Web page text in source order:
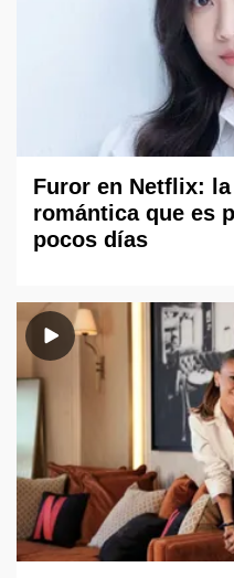
Furor en Netflix:
romántica que es
pocos días